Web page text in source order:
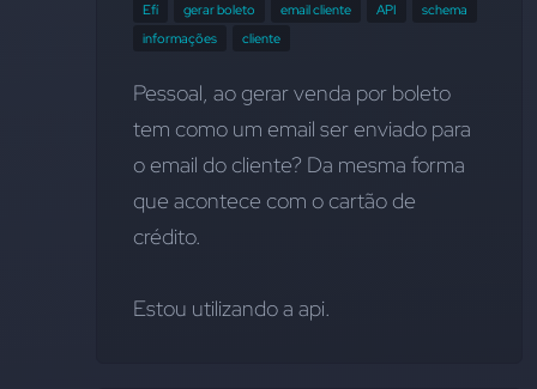
Efí gerar boleto email cliente API
schema
informações
cliente
Pessoal, ao gerar venda por boleto
tem como um email ser enviado para
o email do cliente? Da mesma forma
que acontece com o cartão de
crédito.
Estou utilizando a api.